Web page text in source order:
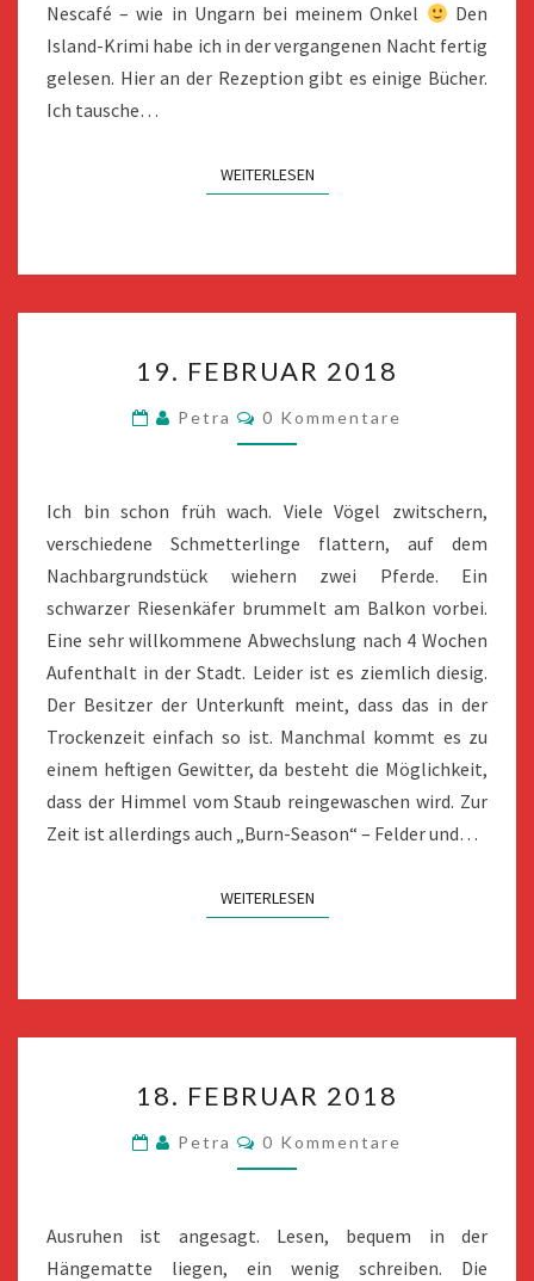
Nescafé – wie in Ungarn bei meinem Onkel
Den
Island-Krimi habe ich in der vergangenen Nacht fertig
gelesen. Hier an der Rezeption gibt es einige Bücher.
Ich tausche…
WEITERLESENWEITERLESEN
FEBRUAR
2018
19. FEBRUAR 2018
Petra Kommentare
0 Kommentare
Ich bin schon früh wach. Viele Vögel zwitschern,
verschiedene Schmetterlinge flattern, auf dem
Nachbargrundstück wiehern zwei Pferde. Ein
schwarzer Riesenkäfer brummelt am Balkon vorbei.
Eine sehr willkommene Abwechslung nach 4 Wochen
Aufenthalt in der Stadt. Leider ist es ziemlich diesig.
Der Besitzer der Unterkunft meint, dass das in der
Trockenzeit einfach so ist. Manchmal kommt es zu
einem heftigen Gewitter, da besteht die Möglichkeit,
dass der Himmel vom Staub reingewaschen wird. Zur
Zeit ist allerdings auch „Burn-Season“ – Felder und…
WEITERLESENWEITERLESEN
FEBRUAR
2018
18. FEBRUAR 2018
Petra Kommentare
0 Kommentare
Ausruhen ist angesagt. Lesen, bequem in der
Hängematte liegen, ein wenig schreiben. Die